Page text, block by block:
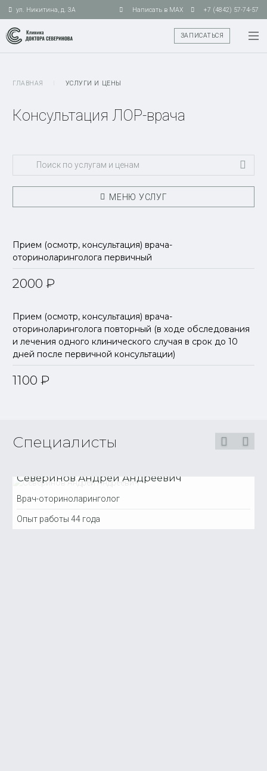
ул. Никитина, д. 3А Написать в MAX +7 (4842) 57-74-57
ЗАПИСАТЬСЯ
ГЛАВНАЯ УСЛУГИ И ЦЕНЫ
Консультация ЛОР-врача
МЕНЮ УСЛУГ
Прием (осмотр, консультация) врача-
оториноларинголога первичный
2000 ₽
Прием (осмотр, консультация) врача-
оториноларинголога повторный (в ходе обследования
и лечения одного клинического случая в срок до 10
дней после первичной консультации)
1100 ₽
Специалисты
Северинов Андрей Андреевич
Врач-оториноларинголог
Опыт работы 44 года